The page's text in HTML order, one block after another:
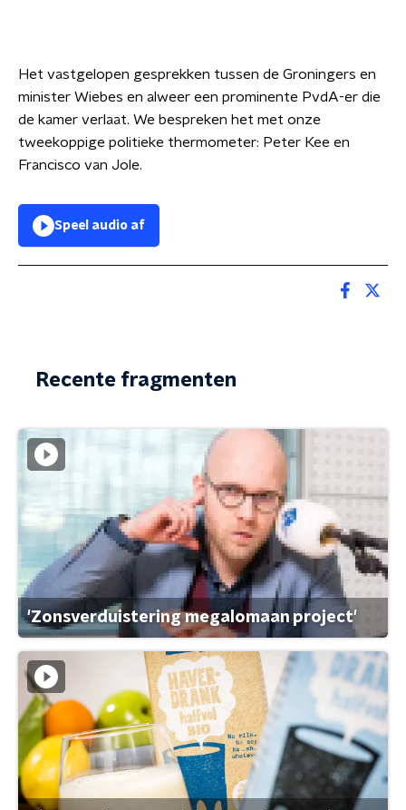
Het vastgelopen gesprekken tussen de Groningers en
minister Wiebes en alweer een prominente PvdA-er die
de kamer verlaat. We bespreken het met onze
tweekoppige politieke thermometer: Peter Kee en
Francisco van Jole.
Speel audio af
Recente fragmenten
'Zonsverduistering megalomaan project'